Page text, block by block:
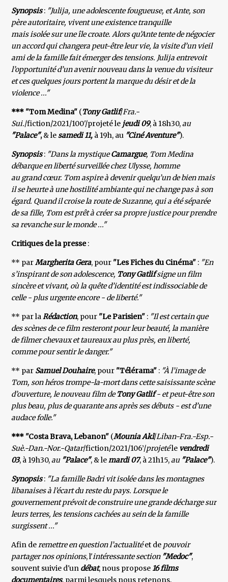
Synopsis: "Julija, une adolescente fougueuse, et Ante, son
père autoritaire, vivent une existence tranquille
mais isolée sur une île croate. Alors qu’Ante tente de négocier
un accord qui changera peut-être leur vie, la visite d’un vieil
ami de la famille fait émerger des tensions. Julija entrevoit
l’opportunité d’un avenir nouveau dans la venue du visiteur
et ces quelques jours portent la marque du désir et de la
violence ..."
*** "Tom Medina" (Tony Gatlif/Fra.-
Sui./fiction/2021/100'/projeté le jeudi 09, à 18h30,au
"Palace",& lesamedi 11, à 19h, au "Ciné Aventure").
Synopsis: "Dans la mystiqueCamargue, Tom Medina
débarque en liberté surveillée chez Ulysse, homme
au grand cœur. Tom aspire à devenir quelqu’un de bien mais
il se heurte à une hostilité ambiante qui ne change pas à son
égard. Quand il croise la route de Suzanne, qui a été séparée
de sa fille, Tom est prêt à créer sa propre justice pour prendre
sa revanche sur le monde ..."
Critiques de la presse:
** parMargherita Gera, pour "Les Fiches du Cinéma" : "En
s’inspirant de son adolescence, Tony Gatlifsigne un film
sincère et vivant, où la quête d’identité est indissociable de
celle - plus urgente encore - de liberté."
** par laRédaction, pour "Le Parisien" : "Il est certain que
des scènes de ce film resteront pour leur beauté, la manière
de filmer chevaux et taureaux au plus près, en liberté,
comme pour sentir le danger."
** par Samuel Douhaire, pour "Télérama" : "À l’image de
Tom, son héros trompe-la-mort dans cette saisissante scène
d’ouverture, le nouveau film deTony Gatlif- et peut-être son
plus beau, plus de quarante ans après ses débuts - est d’une
audace folle."
*** "Costa Brava, Lebanon" (Mounia Akl/Liban-Fra.-Esp.-
Suè.-Dan.-Nor.-Qatar/fiction/2021/106’/projetéle vendredi
03, à 19h30,au"Palace", & lemardi 07, à 21h15,au"Palace").
Synopsis: "La famille Badri vit isolée dans les montagnes
libanaises à l’écart du reste du pays. Lorsque le
gouvernement prévoit de construire une grande décharge sur
leurs terres, les tensions cachées au sein de la famille
surgissent ..."
Afin deremettre en question l’actualitéet de pouvoir
partager nos opinions, l'intéressante section "Medoc",
souvent suivie d'un débat, nous propose 16 films
documentaires, parmi lesquels nous retenons,